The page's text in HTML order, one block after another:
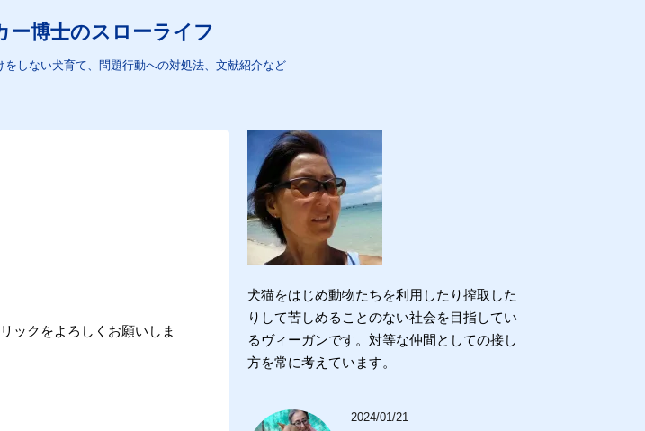
ー博士のスローライフ
しない犬育て、問題行動への対処法、文献紹介など
ックをよろしくお願いしま
犬猫をはじめ動物たちを利用したり搾取した
りして苦しめることのない社会を目指してい
るヴィーガンです。対等な仲間としての接し
方を常に考えています。
2024/01/21